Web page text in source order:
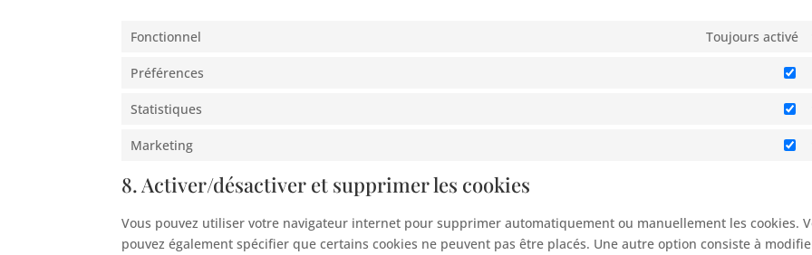
Fonctionnel Toujours activé
Préférences
Statistiques
Marketing
8. Activer/désactiver et supprimer les cookies
Vous pouvez utiliser votre navigateur internet pour supprimer automatiquement ou manuellement les cookies.
pouvez également spécifier que certains cookies ne peuvent pas être placés. Une autre option consiste à